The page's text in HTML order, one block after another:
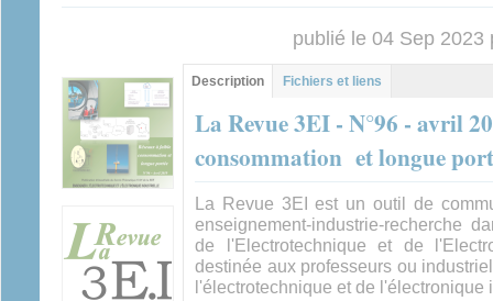
publié le 04 Sep
Contenu principal
Description (onglet
actif)
Fichiers et liens
La Revue 3EI - N°96 - avril
consommation et longue
La Revue 3EI est un outil de
enseignement-industrie-recherche
de l'Electrotechnique et de
destinée aux professeurs ou
l'électrotechnique et de l'électronique